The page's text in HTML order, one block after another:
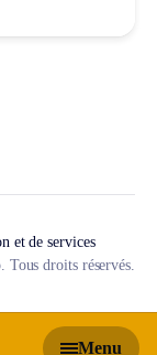
Menu
et de services
droits réservés.